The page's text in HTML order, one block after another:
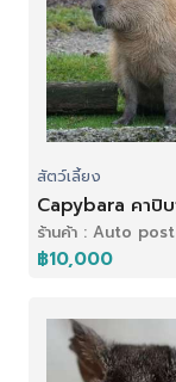
สัตว์เลี้ยง
Capybara คาปิบ
ร้านค้า : Auto post
฿10,000